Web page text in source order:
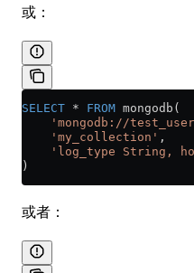
或：
SELECT * FROM mongodb(
'mongodb://
    'my_collection'
,
'log_type String,
)
或者：